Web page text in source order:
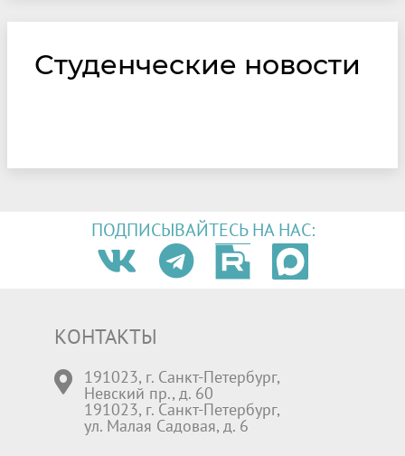
Студенческие новости
ПОДПИСЫВАЙТЕСЬ НА НАС:
КОНТАКТЫ
191023, г. Санкт-Петербург,
Невский пр., д. 60
191023, г. Санкт-Петербург,
ул. Малая Садовая, д. 6